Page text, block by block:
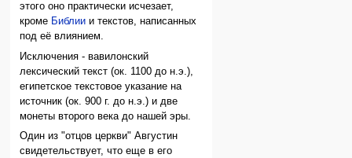
этого оно практически исчезает,
кроме Библии и текстов, написанных
под её влиянием.
Исключения - вавилонский
лексический текст (ок. 1100 до н.э.),
египетское текстовое указание на
источник (ок. 900 г. до н.э.) и две
монеты второго века до нашей эры.
Один из "отцов церкви" Августин
свидетельствует, что еще в его